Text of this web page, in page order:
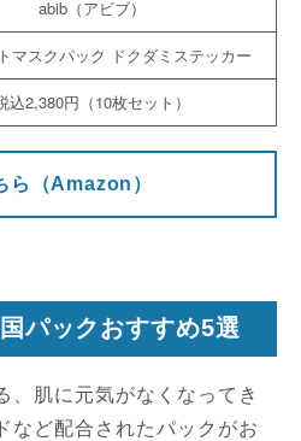
abib（アビブ）
マスクパック ドクダミステッカー
込2,380円（10枚セット）
ら（Amazon）
パックおすすめ5選
、肌に元気がなくなってき
など配合されたパックがお